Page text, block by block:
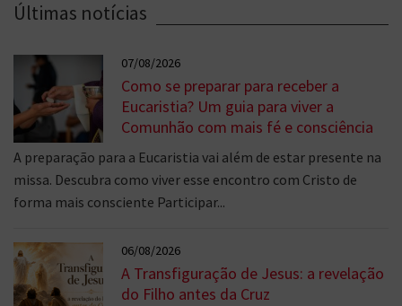
Últimas notícias
07/08/2026
Como se preparar para receber a
Eucaristia? Um guia para viver a
Comunhão com mais fé e consciência
A preparação para a Eucaristia vai além de estar presente na
missa. Descubra como viver esse encontro com Cristo de
forma mais consciente Participar...
06/08/2026
A Transfiguração de Jesus: a revelação
do Filho antes da Cruz